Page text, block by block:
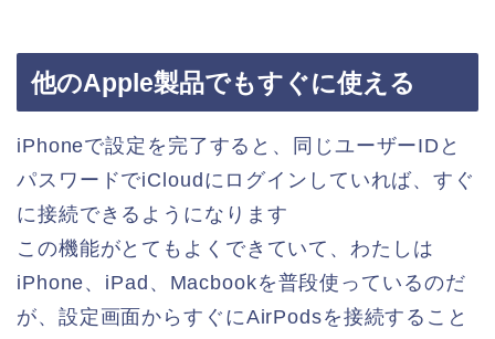
他のApple製品でもすぐに使える
iPhoneで設定を完了すると、同じユーザーIDと
パスワードでiCloudにログインしていれば、すぐ
に接続できるようになります
この機能がとてもよくできていて、わたしは
iPhone、iPad、Macbookを普段使っているのだ
が、設定画面からすぐにAirPodsを接続すること